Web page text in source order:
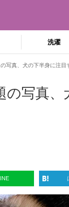
洗濯
写真、犬の下半身に注目
写真、